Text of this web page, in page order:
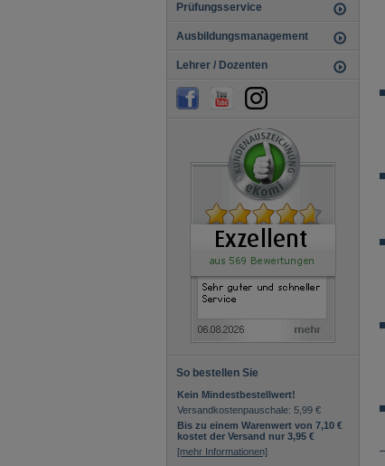
Prüfungsservice
Ausbildungsmanagement
Lehrer / Dozenten
So bestellen Sie
Kein Mindestbestellwert!
Versandkostenpauschale: 5,99 €
Bis zu einem Warenwert von 7,10 €
kostet der Versand nur 3,95 €
[mehr Informationen]